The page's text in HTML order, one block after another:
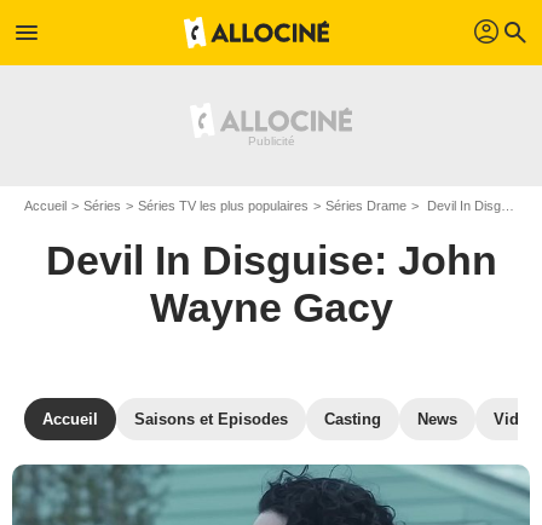
menu profil search
Accueil Séries Séries TV les plus populaires Séries Drame Devil In Disguise: John Wayne Gacy
Devil In Disguise: John
Wayne Gacy
Accueil Saisons et Episodes Casting News